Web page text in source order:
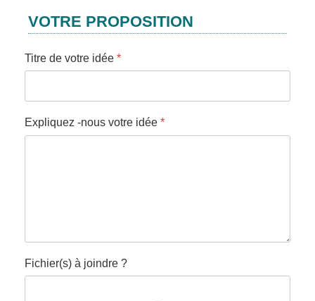
VOTRE PROPOSITION
Titre de votre idée *
Expliquez -nous votre idée *
Fichier(s) à joindre ?